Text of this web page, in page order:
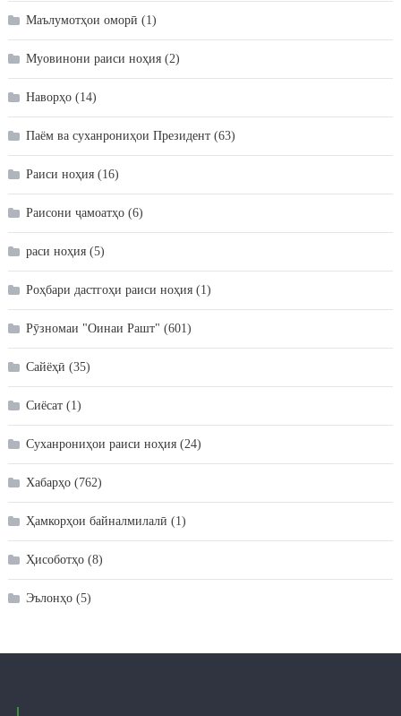
Маълумотҳои оморӣ (1)
Муовинони раиси ноҳия(2)
Наворҳо(14)
Паём ва суханрониҳои Президент(63)
Раиси ноҳия(16)
Раисони ҷамоатҳо(6)
раси ноҳия(5)
Роҳбари дастгоҳи раиси ноҳия(1)
Рӯзномаи "Оинаи Рашт" (601)
Сайёҳӣ (35)
Сиёсат(1)
Суханрониҳои раиси ноҳия(24)
Хабарҳо(762)
Ҳамкорҳои байналмилалӣ (1)
Ҳисоботҳо(8)
Эълонҳо(5)